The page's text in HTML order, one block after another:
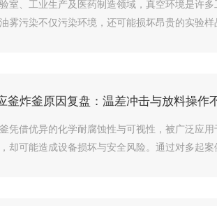
室、工业生产及医药制造领域，真空环境是许
雾污染不仅污染环境，还可能损坏昂贵的实验
釜炸釜原因复盘：温差冲击与放料操作
凭借优异的化学耐腐蚀性与可视性，被广泛应
却可能造成设备损坏与安全风险。通过对多起